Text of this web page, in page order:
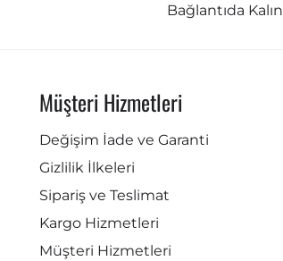
Bağlantıda Kalın
Müşteri Hizmetleri
Değişim İade ve Garanti
Gizlilik İlkeleri
Sipariş ve Teslimat
Kargo Hizmetleri
Müşteri Hizmetleri